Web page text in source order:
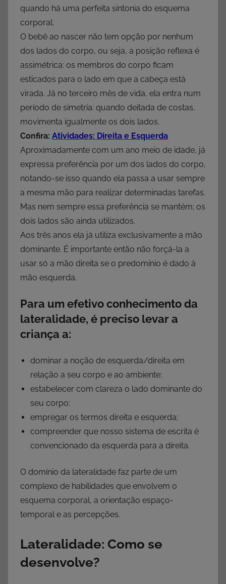
quando há uma perfeita sintonia do esquema
corporal.
O bebê ao nascer não tem opção por nenhum
dos lados do corpo, ou seja, a posição reflexa é
assimétrica: os membros do corpo ficam
esticados para o lado em que a cabeça está
virada. Já no terceiro mês de vida, ela entra num
período de simetria: quando deitada de costas,
movimenta igualmente os dois lados.
Confira: Atividades: Direita e Esquerda
Aproximadamente com um ano meio de idade, já
expressa preferência por um dos lados do corpo,
notando-se isso quando ela passa a usar sempre
a mesma mão para realizar determinadas tarefas.
Mas nem sempre essa preferência se mantém; os
dois lados são ainda utilizados.
Aos três anos ela já utiliza exclusivamente a mão
dominante. É importante então não forçá-la a
usar só a mão direita se o predomínio é dado à
mão esquerda.
Para um efetivo conhecimento da
lateralidade, é preciso levar a
criança a:
dominar a noção de esquerda/direita em
relação a seu corpo e ao ambiente;
estabelecer com clareza o lado dominante do
seu corpo;
empregar os termos direita e esquerda;
compreender que nosso sistema de escrita é
convencionado da esquerda para a direita.
O domínio da lateralidade faz parte de um
complexo de habilidades que envolvem o
esquema corporal, a orientação espaço-
temporal e as percepções.
Lateralidade: Como se
desenvolve?